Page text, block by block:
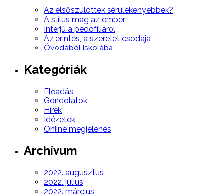
Az elsőszülöttek sérülékenyebbek?
A stílus mag az ember
Interjú a pedofíliáról
Az érintés, a szeretet csodája
Óvodából iskolába
Kategóriák
Előadás
Gondolatok
Hírek
Idézetek
Online megjelenés
Archívum
2022. augusztus
2022. július
2022. március